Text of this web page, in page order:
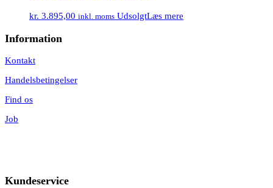
kr. 3.895,00 inkl. moms UdsolgtLæs mere
Information
Kontakt
Handelsbetingelser
Find os
Job
Kundeservice